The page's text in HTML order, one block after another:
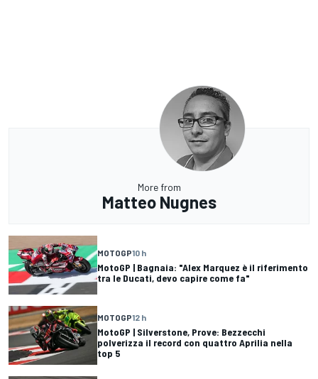
More from
Matteo Nugnes
MOTOGP10 h
MotoGP | Bagnaia: "Alex Marquez è il riferimento
tra le Ducati, devo capire come fa"
MOTOGP12 h
MotoGP | Silverstone, Prove: Bezzecchi
polverizza il record con quattro Aprilia nella
top 5